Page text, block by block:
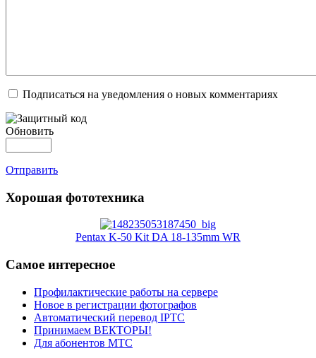
Подписаться на уведомления о новых комментариях
Обновить
Отправить
Хорошая фототехника
Pentax K-50 Kit DA 18-135mm WR
Самое интересное
Профилактические работы на сервере
Новое в регистрации фотографов
Автоматический перевод IPTC
Принимаем ВЕКТОРЫ!
Для абонентов МТС